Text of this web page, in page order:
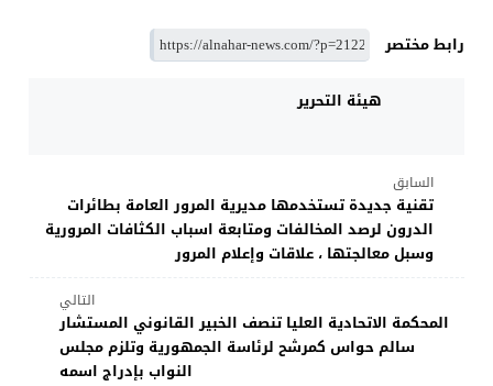
رابط مختصر
هيئة التحرير
السابق
تقنية جديدة تستخدمها مديرية المرور العامة بطائرات
الدرون لرصد المخالفات ومتابعة اسباب الكثافات المرورية
وسبل معالجتها ، علاقات وإعلام المرور
التالي
المحكمة الاتحادية العليا تنصف الخبير القانوني المستشار
سالم حواس كمرشح لرئاسة الجمهورية وتلزم مجلس
النواب بإدراج اسمه